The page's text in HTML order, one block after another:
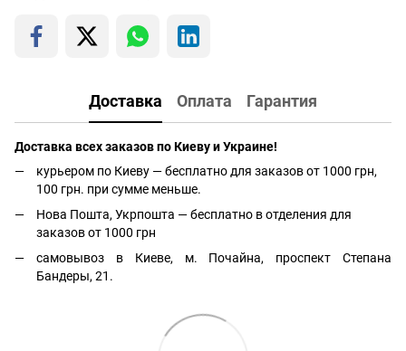
Доставка Оплата Гарантия
Доставка всех заказов по Киеву и Украине!
курьером по Киеву — бесплатно для заказов от 1000 грн,
100 грн. при сумме меньше.
Нова Пошта, Укрпошта — бесплатно в отделения для
заказов от 1000 грн
самовывоз в Киеве, м. Почайна, проспект Степана
Бандеры, 21.